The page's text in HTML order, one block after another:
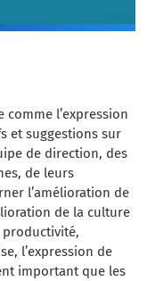
comme l’expression
et suggestions sur
de direction, des
de leurs
l’amélioration de
de la culture
l’expression de
important que les